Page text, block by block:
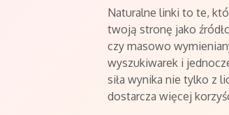
Naturalne linki to te,
twoją stronę jako
czy masowo
wyszukiwarek i
siła wynika nie tylko z
dostarcza więcej